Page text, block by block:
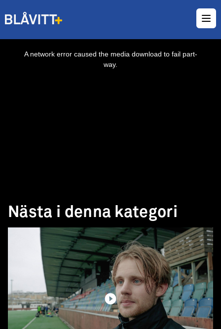
A network error caused the media download to fail part-
way.
Nästa i denna kategori